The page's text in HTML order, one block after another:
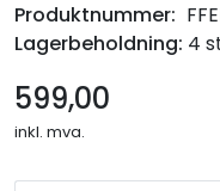
Produktnummer:
Lagerbeholdning: 4
599,00
inkl. mva.